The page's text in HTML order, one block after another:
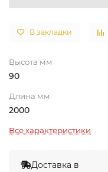
В закладки
Высота мм
90
Длина мм
2000
Все характеристики
Доставка в